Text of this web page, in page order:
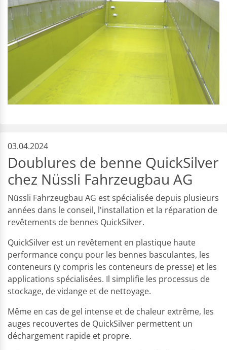
03.04.2024
Doublures de benne QuickSilver
chez Nüssli Fahrzeugbau AG
Nüssli Fahrzeugbau AG est spécialisée depuis plusieurs
années dans le conseil, l'installation et la réparation de
revêtements de bennes QuickSilver.
QuickSilver est un revêtement en plastique haute
performance conçu pour les bennes basculantes, les
conteneurs (y compris les conteneurs de presse) et les
applications spécialisées. Il simplifie les processus de
stockage, de vidange et de nettoyage.
Même en cas de gel intense et de chaleur extrême, les
auges recouvertes de QuickSilver permettent un
déchargement rapide et propre.